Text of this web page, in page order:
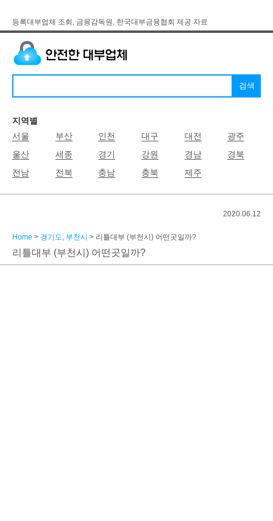
등록대부업체 조회, 금융감독원, 한국대부금융협회 제공 자료
지역별
서울
부산 인천 대구 대전
광주
울산
세종 경기 강원 경남
경북
전남
전북 충남 충북 제주
2020.06.12
Home > 경기도, 부천시 > 리틀대부 (부천시) 어떤곳일까?
리틀대부 (부천시) 어떤곳일까?